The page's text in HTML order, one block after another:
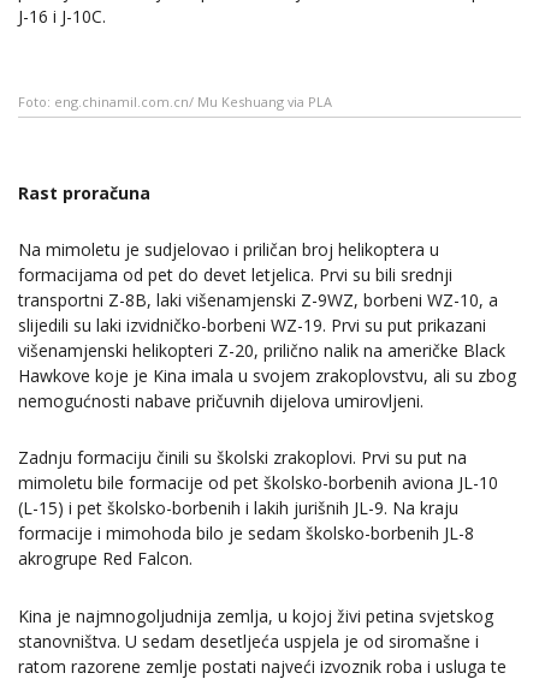
J-16 i J-10C.
Foto: eng.chinamil.com.cn/ Mu Keshuang via PLA
Rast proračuna
Na mimoletu je sudjelovao i priličan broj helikoptera u
formacijama od pet do devet letjelica. Prvi su bili srednji
transportni Z-8B, laki višenamjenski Z-9WZ, borbeni WZ-10, a
slijedili su laki izvidničko-borbeni WZ-19. Prvi su put prikazani
višenamjenski helikopteri Z-20, prilično nalik na američke Black
Hawkove koje je Kina imala u svojem zrakoplovstvu, ali su zbog
nemogućnosti nabave pričuvnih dijelova umirovljeni.
Zadnju formaciju činili su školski zrakoplovi. Prvi su put na
mimoletu bile formacije od pet školsko-borbenih aviona JL-10
(L-15) i pet školsko-borbenih i lakih jurišnih JL-9. Na kraju
formacije i mimohoda bilo je sedam školsko-borbenih JL-8
akrogrupe Red Falcon.
Kina je najmnogoljudnija zemlja, u kojoj živi petina svjetskog
stanovništva. U sedam desetljeća uspjela je od siromašne i
ratom razorene zemlje postati najveći izvoznik roba i usluga te